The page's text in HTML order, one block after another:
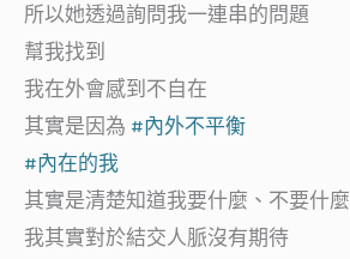
所以她透過詢問我一連串的問題
幫我找到
我在外會感到不自在
其實是因為 #內外不平衡
#內在的我
其實是清楚知道我要什麼、不要什麼
我其實對於結交人脈沒有期待